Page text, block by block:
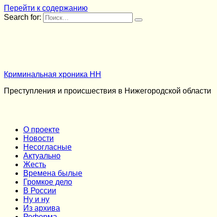
Перейти к содержанию
Search for:
Криминальная хроника НН
Преступления и происшествия в Нижегородской области
О проекте
Новости
Несогласные
Актуально
Жесть
Времена былые
Громкое дело
В России
Ну и ну
Из архива